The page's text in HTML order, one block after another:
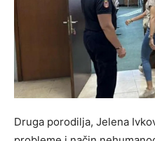
Druga porodilja, Jelena